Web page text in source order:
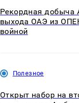
Рекордная добыча
выхода ОАЭ из
войной
Полезное
Открыт набор на